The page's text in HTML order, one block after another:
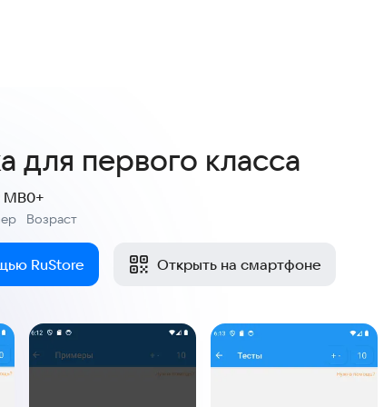
для первого класса
MB
Возраст
0+
RuStore Открыть на смартфоне